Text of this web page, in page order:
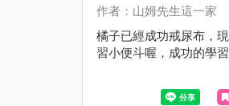
作者：山姆先生這一家
橘子已經成功戒尿布，
習小便斗喔，成功的學